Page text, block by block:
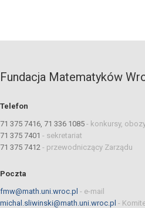
Fundacja Matematyków
Telefon
71 375 7416, 71 336 1085 - konkursy,
71 375 7401 - sekretariat
71 375 7412 - przewodniczący Zarządu
Poczta
fmw@math.uni.wroc.pl - e-mail
michal.sliwinski@math.uni.wroc.pl -